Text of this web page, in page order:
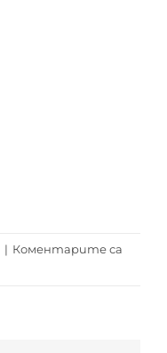
| Коментарите са